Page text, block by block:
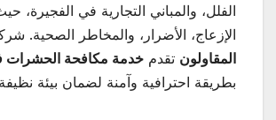
الفلل، والمباني التجارية في الفجيرة،
الإزعاج، الأضرار، والمخاطر الصحية.
المقاولون تقدم خدمة مكافحة الحشرات
بطريقة احترافية وآمنة لضمان بيئة